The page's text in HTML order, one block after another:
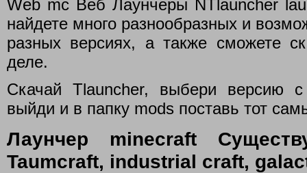
Web mc Веб Лаунчеры NTlauncher
найдете много разнообразных и
разных версиях, а также сможете
деле.
Скачай Tlauncher, выбери версию
выйди и в папку mods поставь тот
Лаунчер minecraft
Taumcraft, industrial craft,